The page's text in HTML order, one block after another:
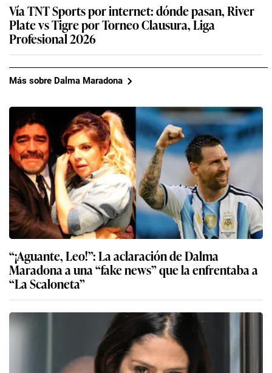
Vía TNT Sports por internet: dónde pasan, River
Plate vs Tigre por Torneo Clausura, Liga
Profesional 2026
Más sobre Dalma Maradona
“¡Aguante, Leo!”: La aclaración de Dalma
Maradona a una “fake news” que la enfrentaba a
“La Scaloneta”